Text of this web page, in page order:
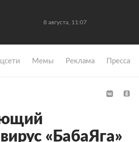
8 августа, 11:07
Мемы Реклама Пресса
«БабаЯга»